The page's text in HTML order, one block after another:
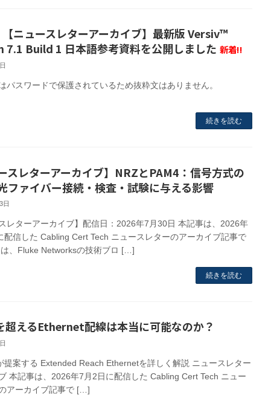
ニュースレターアーカイブ】最新版 Versiv™
7.1 Build 1 日本語参考資料を公開しました 新着!!
パスワードで保護されているため抜粋文はありません。
続きを読む
スレターアーカイブ】NRZとPAM4：信号方式の
ファイバー接続・検査・試験に与える影響
日
スレターアーカイブ】配信日：2026年7月30日 本記事は、2026年
配信した Cabling Cert Tech ニュースレターのアーカイブ記事で
、Fluke Networksの技術ブロ […]
続きを読む
超えるEthernet配線は本当に可能なのか？
提案する Extended Reach Ethernetを詳しく解説 ニュースレター
本記事は、2026年7月2日に配信した Cabling Cert Tech ニュー
アーカイブ記事で […]